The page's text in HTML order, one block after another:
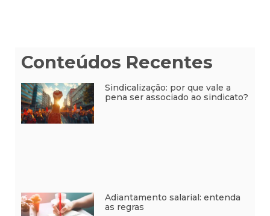
Conteúdos Recentes
Sindicalização: por que vale a
pena ser associado ao sindicato?
Adiantamento salarial: entenda
as regras